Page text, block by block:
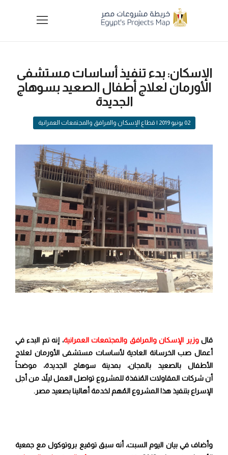
الإسكان: بدء تنفيذ أساسات مستشفى
الأورمان لعلاج أطفال الصعيد بسوهاج
الجديدة
02 يونيو 2019 | قطاع الإسكان والمرافق والمجتمعات العمرانية
قالوزير الإسكان والمرافق والمجتمعات العمرانية، إنه تم البدء في
أعمال صب الخرسانة العادية لأساسات مستشفى الأورمان لعلاج
الأطفال بالصعيد بالمجان، بمدينة سوهاج الجديدة، موضحاً
أن شركات المقاولات المُنفذة للمشروع تواصل العمل ليلاً، من أجل
الإسراع بتنفيذ هذا المشروع المُهم لخدمة أهالينا بصعيد مصر.
وأضاف في بيان اليوم السبت، أنه سبق توقيع بروتوكول مع جمعية